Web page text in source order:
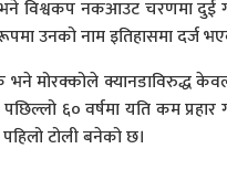
विश्वकप नकआउट चरणमा दुई
उनको नाम इतिहासमा दर्ज
मोरक्कोले क्यानडाविरुद्ध केवल
पछिल्लो ६० वर्षमा यति कम
टोली बनेको छ।